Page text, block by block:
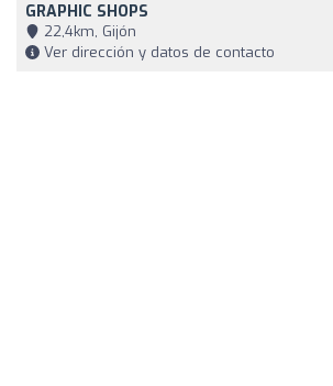
GRAPHIC SHOPS
22,4km, Gijón
Ver dirección y datos de contacto